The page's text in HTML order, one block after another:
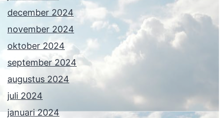
december 2024
november 2024
oktober 2024
september 2024
augustus 2024
juli 2024
januari 2024